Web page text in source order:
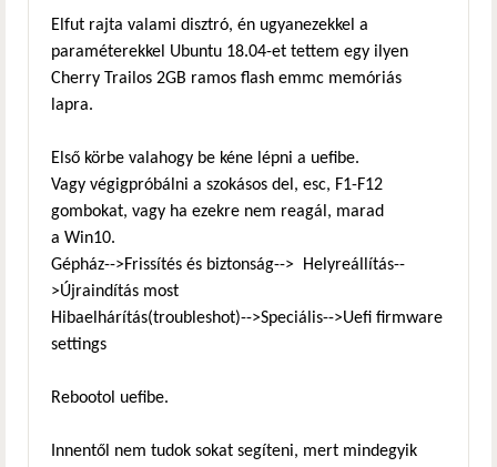
Elfut rajta valami disztró, én ugyanezekkel a
paraméterekkel Ubuntu 18.04-et tettem egy ilyen
Cherry Trailos 2GB ramos flash emmc memóriás
lapra.
Első körbe valahogy be kéne lépni a uefibe.
Vagy végigpróbálni a szokásos del, esc, F1-F12
gombokat, vagy ha ezekre nem reagál, marad
a Win10.
Gépház-->Frissítés és biztonság--> Helyreállítás--
>Újraindítás most
Hibaelhárítás(troubleshot)-->Speciális-->Uefi firmware
settings
Rebootol uefibe.
Innentől nem tudok sokat segíteni, mert mindegyik